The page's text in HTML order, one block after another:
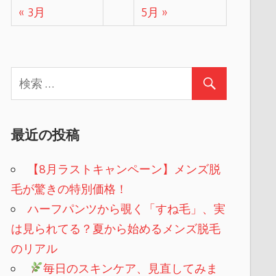
« 3月 5月 »
最近の投稿
【8月ラストキャンペーン】メンズ脱
毛が驚きの特別価格！
ハーフパンツから覗く「すね毛」、実
は見られてる？夏から始めるメンズ脱毛
のリアル
毎日のスキンケア、見直してみま